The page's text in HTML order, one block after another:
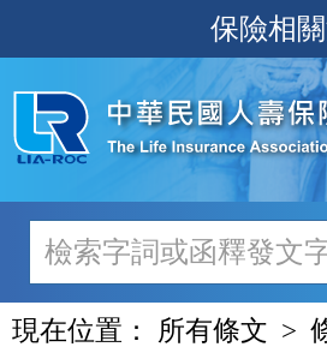
至
主
內
容
保險相
現在位置： 所有條文